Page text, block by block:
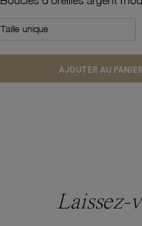
Taille unique
AJOUTER AU PANIER
Laissez-